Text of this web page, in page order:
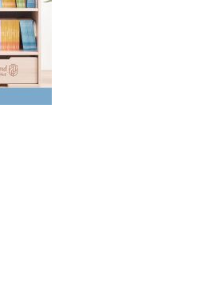
教學獎 肯
合表演
1步驟更